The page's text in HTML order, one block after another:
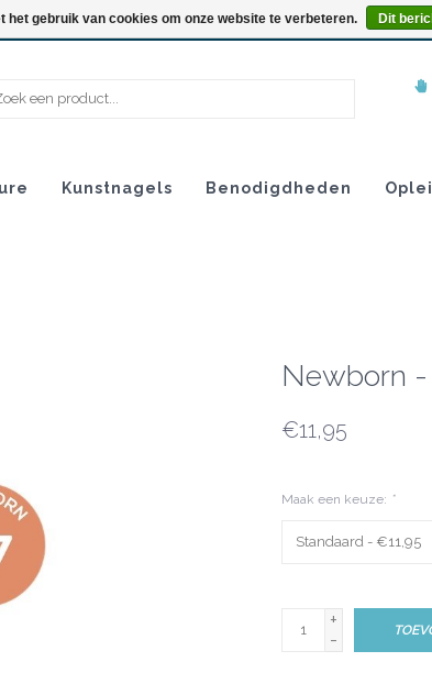
Kunstnagels Benodigdheden
Newborn
€11,95
Maak een keuze: *
+
-
het gebruik van cookies om onze website te verbeteren. Dit